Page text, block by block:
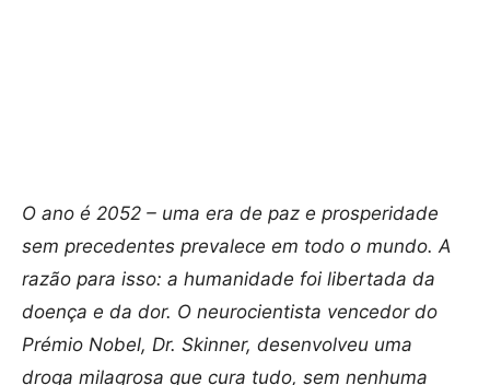
O ano é 2052 – uma era de paz e prosperidade
sem precedentes prevalece em todo o mundo. A
razão para isso: a humanidade foi libertada da
doença e da dor. O neurocientista vencedor do
Prémio Nobel, Dr. Skinner, desenvolveu uma
droga milagrosa que cura tudo, sem nenhuma